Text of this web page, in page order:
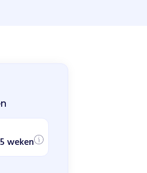
weken